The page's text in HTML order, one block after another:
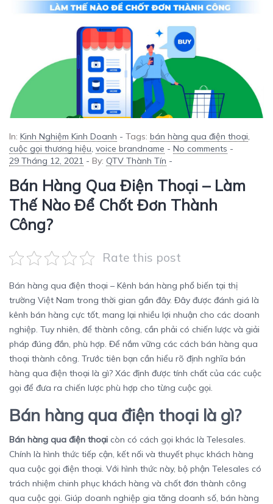
In: Kinh Nghiệm Kinh Doanh - Tags: bán hàng qua điện thoại,
cuộc gọi thương hiệu, voice brandname - No comments -
29 Tháng 12, 2021 - By: QTV Thành Tín -
Bán Hàng Qua Điện Thoại – Làm
Thế Nào Để Chốt Đơn Thành
Công?
Rate this post
Bán hàng qua điện thoại – Kênh bán hàng phổ biến tại thị
trường Việt Nam trong thời gian gần đây. Đây được đánh giá là
kênh bán hàng cực tốt, mang lại nhiều lợi nhuận cho các doanh
nghiệp. Tuy nhiên, để thành công, cần phải có chiến lược và giải
pháp đúng đắn, phù hợp. Để nắm vững các cách bán hàng qua
thoại thành công. Trước tiên bạn cần hiểu rõ định nghĩa bán
hàng qua điện thoại là gì? Xác định được tính chất của các cuộc
gọi để đưa ra chiến lược phù hợp cho từng cuộc gọi.
Bán hàng qua điện thoại là gì?
Bán hàng qua điện thoại còn có cách gọi khác là Telesales.
Chính là hình thức tiếp cận, kết nối và thuyết phục khách hàng
qua cuộc gọi điện thoại. Với hình thức này, bộ phận Telesales có
trách nhiệm chinh phục khách hàng và chốt đơn thành công
qua cuộc gọi. Giúp doanh nghiệp gia tăng doanh số, bán hàng